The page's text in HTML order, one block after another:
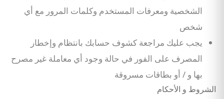
الشخصية ومعرفات المستخدم وكلمات المرور مع أي
شخص
يجب عليك مراجعة كشوف حسابك بانتظام وإخطار
المصرف على الفور في حالة وجود أي معاملة غير مصرح
بها و / أو بطاقات مسروقة
الشروط و الأحكام